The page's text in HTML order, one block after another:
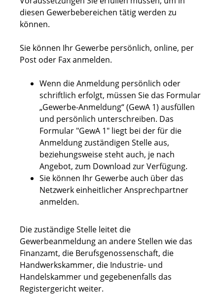
diesen Gewerbebereichen tätig werden zu
können.
Sie können Ihr Gewerbe persönlich, online, per
Post oder Fax anmelden.
Wenn die Anmeldung persönlich oder
schriftlich erfolgt, müssen Sie das Formular
„Gewerbe-Anmeldung“ (GewA 1) ausfüllen
und persönlich unterschreiben. Das
Formular "GewA 1" liegt bei der für die
Anmeldung zuständigen Stelle aus,
beziehungsweise steht auch, je nach
Angebot, zum Download zur Verfügung.
Sie können Ihr Gewerbe auch über das
Netzwerk einheitlicher Ansprechpartner
anmelden.
Die zuständige Stelle leitet die
Gewerbeanmeldung an andere Stellen wie das
Finanzamt, die Berufsgenossenschaft, die
Handwerkskammer, die Industrie- und
Handelskammer und gegebenenfalls das
Registergericht weiter.